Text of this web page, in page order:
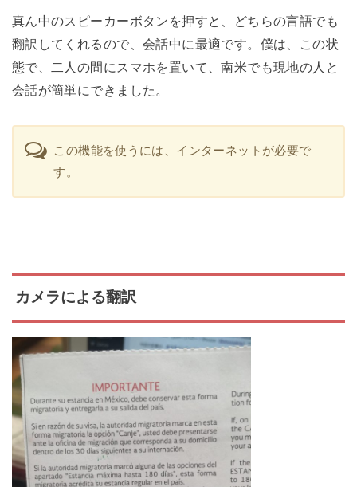
真ん中のスピーカーボタンを押すと、どちらの言語でも
翻訳してくれるので、会話中に最適です。僕は、この状
態で、二人の間にスマホを置いて、南米でも現地の人と
会話が簡単にできました。
この機能を使うには、インターネットが必要で
す。
カメラによる翻訳